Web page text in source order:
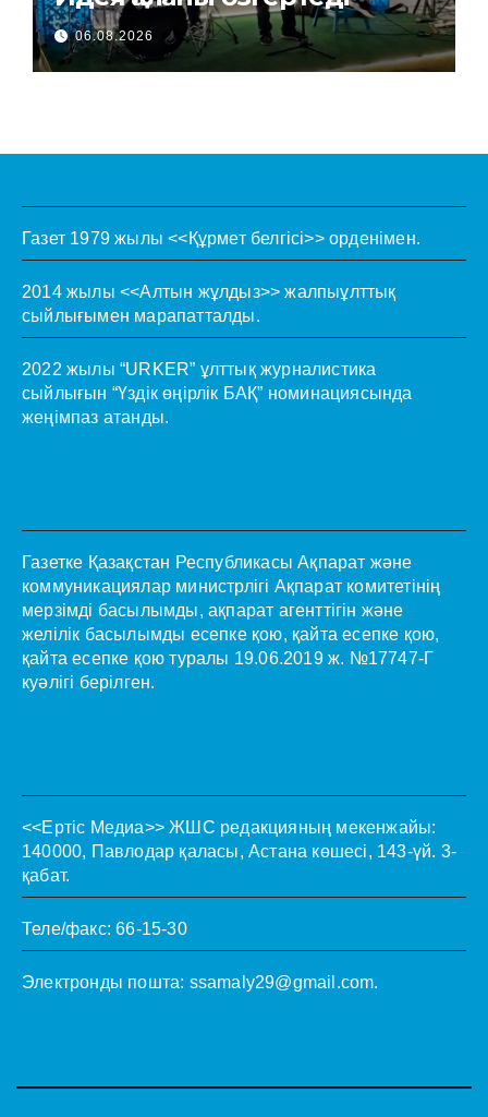
06.08.2026
Газет 1979 жылы <<Құрмет белгісі>> орденімен.
2014 жылы <<Алтын жұлдыз>> жалпыұлттық
сыйлығымен марапатталды.
2022 жылы “URKER” ұлттық журналистика
сыйлығын “Үздік өңірлік БАҚ” номинациясында
жеңімпаз атанды.
Газетке Қазақстан Республикасы Ақпарат және
коммуникациялар министрлігі Ақпарат комитетінің
мерзімді басылымды, ақпарат агенттігін және
желілік басылымды есепке қою, қайта есепке қою,
қайта есепке қою туралы 19.06.2019 ж. №17747-Г
куәлігі берілген.
<<Ертіс Медиа>> ЖШС редакцияның мекенжайы:
140000, Павлодар қаласы, Астана көшесі, 143-үй. 3-
қабат.
Теле/факс: 66-15-30
Электронды пошта: ssamaly29@gmail.com.